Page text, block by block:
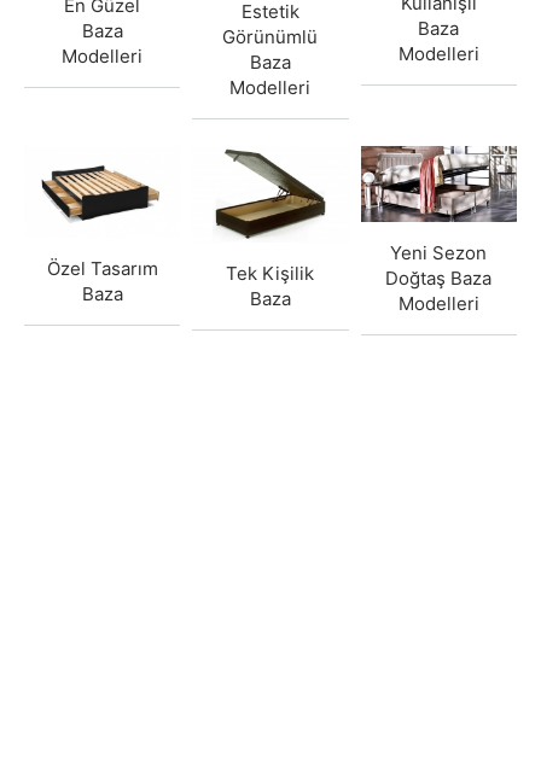
En Güzel
Baza
Modelleri
Estetik
Görünümlü
Baza
Modelleri
Baza
Modelleri
Özel Tasarım
Baza
Tek Kişilik
Baza
Yeni Sezon
Doğtaş Baza
Modelleri